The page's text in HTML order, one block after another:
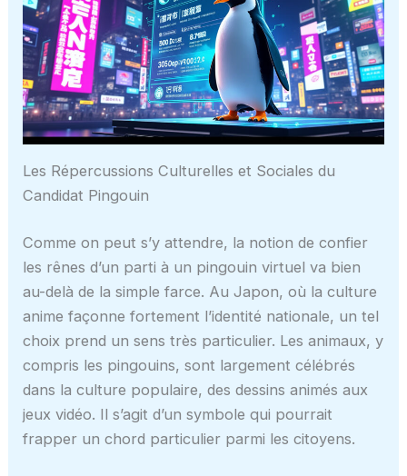
Les Répercussions Culturelles et Sociales du
Candidat Pingouin
Comme on peut s’y attendre, la notion de confier
les rênes d’un parti à un pingouin virtuel va bien
au-delà de la simple farce. Au Japon, où la culture
anime façonne fortement l’identité nationale, un tel
choix prend un sens très particulier. Les animaux, y
compris les pingouins, sont largement célébrés
dans la culture populaire, des dessins animés aux
jeux vidéo. Il s’agit d’un symbole qui pourrait
frapper un chord particulier parmi les citoyens.